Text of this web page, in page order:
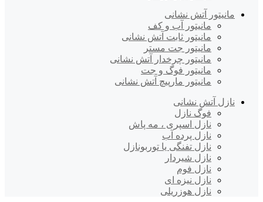
مانیتور آتش نشانی
مانیتور آب و کف
مانیتور ثابت آتش نشانی
مانیتور جت مستر
مانیتور چرخدار آتش نشانی
مانیتور فوگ و جت
مانیتور مارپیچ آتش نشانی
نازل آتش نشانی
فوگ نازل
نازل اسپری ، مه پاش
نازل پرده آب
نازل تفنگی یا توربونازل
نازل شیردار
نازل فوم
نازل نیزه ای
نازل هوزریلی